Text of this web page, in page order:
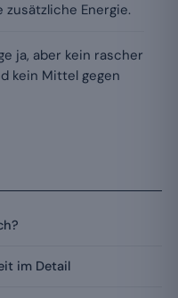
Energie.
ja, aber kein rascher
kein Mittel gegen
im Detail